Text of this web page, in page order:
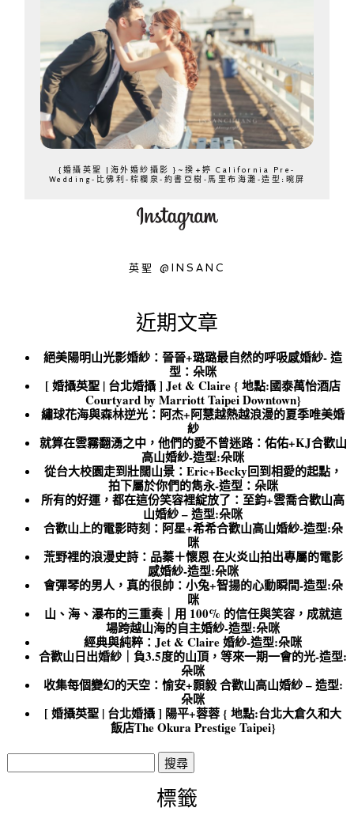
{婚攝英聖 |海外婚紗攝影 }~揆+婷 California Pre-
Wedding-比佛利-棕櫚泉-約書亞樹-馬里布海灘-造型:晼屏
英聖 @INSANC
近期文章
絕美陽明山光影婚紗：晉晉+璐璐最自然的呼吸感婚紗- 造
型：朵咪
[ 婚攝英聖 | 台北婚攝 ] Jet & Claire { 地點:國泰萬怡酒店
Courtyard by Marriott Taipei Downtown}
繡球花海與森林逆光：阿杰+阿慧越熱越浪漫的夏季唯美婚
紗
就算在雲霧翻湧之中，他們的愛不曾迷路：佑佑+KJ合歡山
高山婚紗-造型:朵咪
從台大校園走到壯闊山景：Eric+Becky回到相愛的起點，
拍下屬於你們的雋永-造型：朵咪
所有的好運，都在這份笑容裡綻放了：至鈞+雲喬合歡山高
山婚紗 – 造型:朵咪
合歡山上的電影時刻：阿星+希希合歡山高山婚紗-造型:朵
咪
荒野裡的浪漫史詩：品蓁＋懷恩 在火炎山拍出專屬的電影
感婚紗-造型:朵咪
會彈琴的男人，真的很帥：小兔+智揚的心動瞬間-造型:朵
咪
山、海、瀑布的三重奏｜用 100% 的信任與笑容，成就這
場跨越山海的自主婚紗-造型:朵咪
經典與純粹：Jet & Claire 婚紗-造型:朵咪
合歡山日出婚紗｜負3.5度的山頂，等來一期一會的光-造型:
朵咪
收集每個變幻的天空：愉安+顥毅 合歡山高山婚紗 – 造型:
朵咪
[ 婚攝英聖 | 台北婚攝 ] 陽平+蓉蓉 { 地點:台北大倉久和大
飯店The Okura Prestige Taipei}
搜
尋
標籤